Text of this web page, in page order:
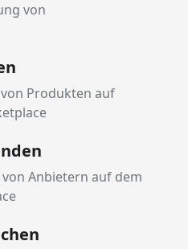
von
Produkten auf
Anbietern auf dem